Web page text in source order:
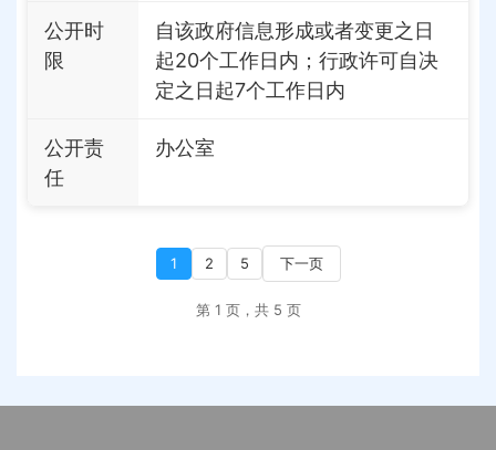
公开时
限
自该政府信息形成或者变更之日
起20个工作日内；行政许可自决
定之日起7个工作日内
公开责
任
办公室
1 2 5 下一页
第 1 页，共 5 页